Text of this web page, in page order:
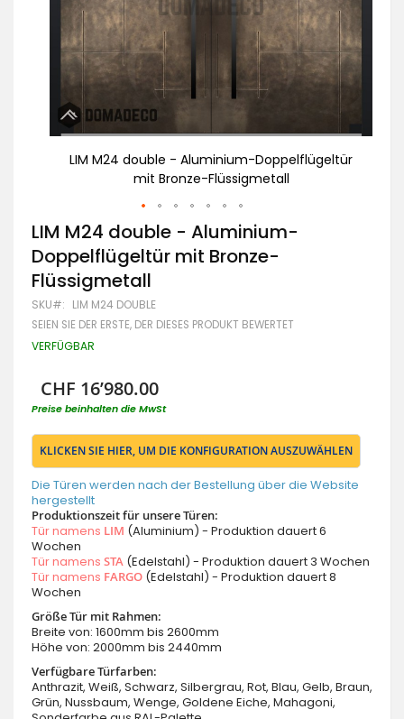
LIM M24 double - Aluminium-Doppelflügeltür
mit Bronze-Flüssigmetall
Zum
Anfang
der
Bildgalerie
springen
LIM M24 double - Aluminium-
Doppelflügeltür mit Bronze-
Flüssigmetall
SKU LIM M24 DOUBLE
SEIEN SIE DER ERSTE, DER DIESES PRODUKT BEWERTET
VERFÜGBAR
CHF 16’980.00
Preise beinhalten die MwSt
KLICKEN SIE HIER, UM DIE KONFIGURATION AUSZUWÄHLEN
Die Türen werden nach der Bestellung über die Website
hergestellt
Produktionszeit für unsere Türen:
Tür namens LIM (Aluminium) - Produktion dauert 6
Wochen
Tür namens STA (Edelstahl) - Produktion dauert 3 Wochen
Tür namens FARGO (Edelstahl) - Produktion dauert 8
Wochen
Größe Tür mit Rahmen:
Breite von: 1600mm bis 2600mm
Höhe von: 2000mm bis 2440mm
Verfügbare Türfarben:
Anthrazit, Weiß, Schwarz, Silbergrau, Rot, Blau, Gelb, Braun,
Grün, Nussbaum, Wenge, Goldene Eiche, Mahagoni,